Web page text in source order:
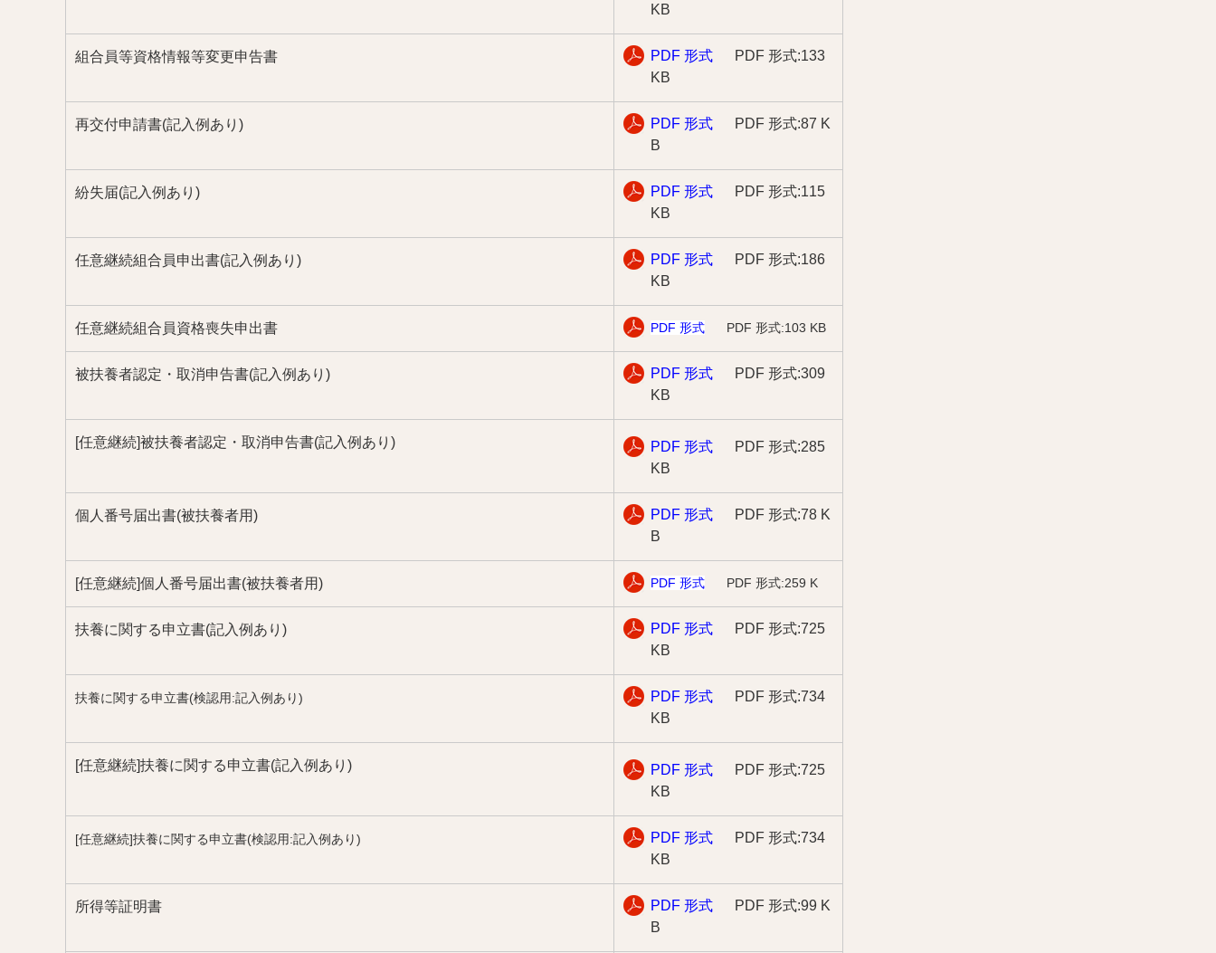
KB
組合員等資格情報等変更申告書 PDF 形式
PDF 形式:133
KB
再交付申請書(記入例あり) PDF 形式
PDF 形式:87 K
B
紛失届(記入例あり) PDF 形式
PDF 形式:115
KB
任意継続組合員申出書(記入例あり) PDF 形式
PDF 形式:186
KB
任意継続組合員資格喪失申出書 PDF 形式 PDF 形式:103 KB
被扶養者認定・取消申告書(記入例あり) PDF 形式
PDF 形式:309
KB
[任意継続]被扶養者認定・取消申告書(記入例あり) PDF 形式
PDF 形式:285
KB
個人番号届出書(被扶養者用) PDF 形式
PDF 形式:78 K
B
[任意継続]個人番号届出書(被扶養者用) PDF 形式 PDF 形式:259 K
扶養に関する申立書(記入例あり) PDF 形式
PDF 形式:725
KB
扶養に関する申立書(検認用:記入例あり) PDF 形式
PDF 形式:734
KB
[任意継続]扶養に関する申立書(記入例あり) PDF 形式
PDF 形式:725
KB
[任意継続]扶養に関する申立書(検認用:記入例あり) PDF 形式
PDF 形式:734
KB
所得等証明書 PDF 形式
PDF 形式:99 K
B